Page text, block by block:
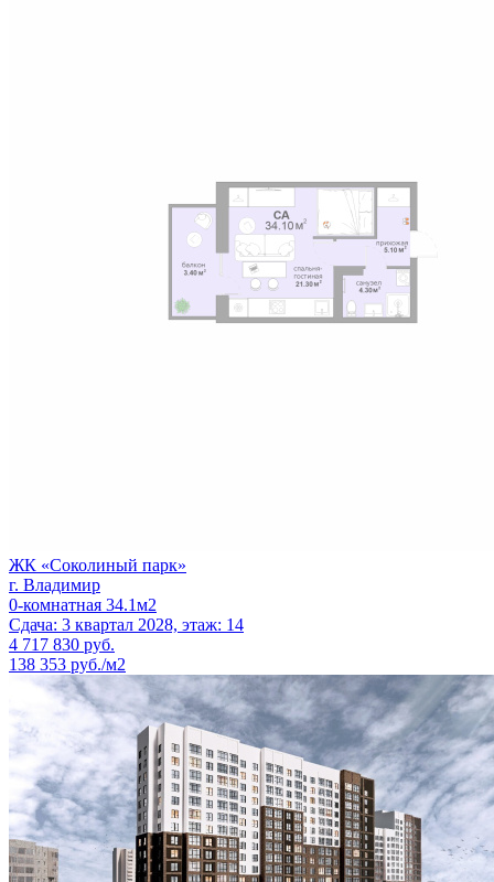
ЖК «Соколиный парк»
г. Владимир
0-комнатная 34.1м2
Сдача: 3 квартал 2028, этаж: 14
4 717 830 руб.
138 353 руб./м2